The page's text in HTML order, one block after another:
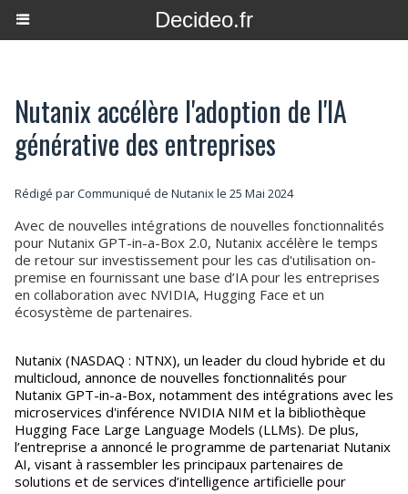
Decideo.fr
Nutanix accélère l'adoption de l'IA
générative des entreprises
Rédigé par Communiqué de Nutanix le 25 Mai 2024
Avec de nouvelles intégrations de nouvelles fonctionnalités
pour Nutanix GPT-in-a-Box 2.0, Nutanix accélère le temps
de retour sur investissement pour les cas d'utilisation on-
premise en fournissant une base d’IA pour les entreprises
en collaboration avec NVIDIA, Hugging Face et un
écosystème de partenaires.
Nutanix (NASDAQ : NTNX), un leader du cloud hybride et du
multicloud, annonce de nouvelles fonctionnalités pour
Nutanix GPT-in-a-Box, notamment des intégrations avec les
microservices d'inférence NVIDIA NIM et la bibliothèque
Hugging Face Large Language Models (LLMs). De plus,
l’entreprise a annoncé le programme de partenariat Nutanix
AI, visant à rassembler les principaux partenaires de
solutions et de services d’intelligence artificielle pour